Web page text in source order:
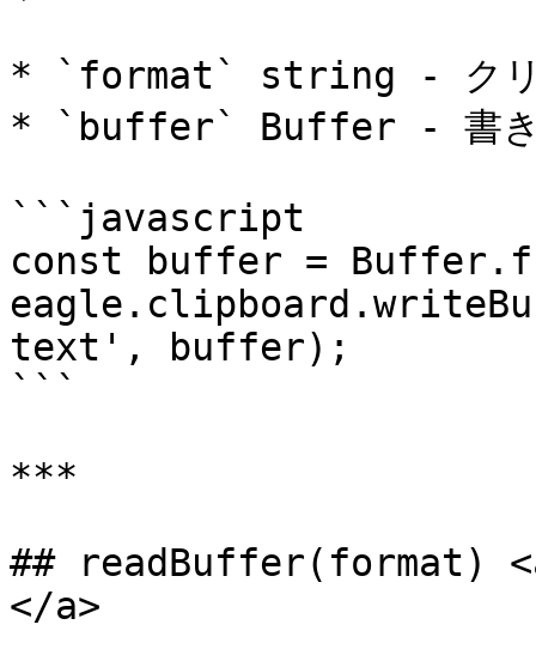
* `format` string - クリ
* `buffer` Buffer - 書き込
```javascript
const buffer =
text', buffer);
```
***
## readBuffer(format)
</a>